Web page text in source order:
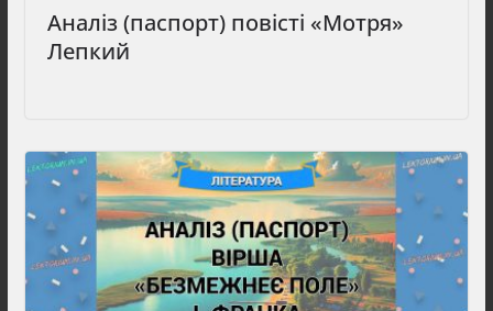
Аналіз (паспорт) повісті «Мотря»
Лепкий